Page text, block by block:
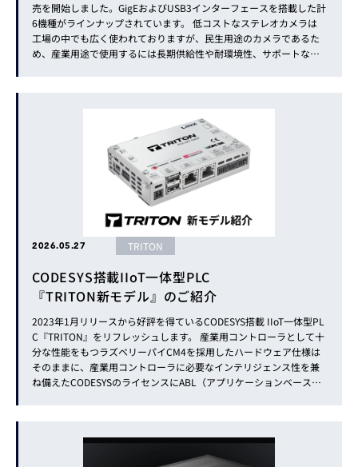
売を開始しました。GigEおよびUSB3インターフェースを搭載した計
6機種がラインナップされています。 低コストなステレオカメラは
工場の中でも広く使われておりますが、民生用途のカメラであるた
め、産業用途で使用するには長期供給性や耐環境性、サポートなど
2026.05.27 TRITON
CODESYS搭載IIoT一体型PLC
『TRITON新モデル』のご紹介
2023年1月リリースから好評を得ているCODESYS搭載 IIoT一体型PL
C『TRITON』をリフレッシュします。 産業用コントローラとして十
分な性能をもつラズベリーパイCM4を採用したハードウェア仕様は
そのままに、産業用コントローラに必要なインテリジェンス性を兼
ね備えたCODESYSのライセンスにABL（アプリケーションベースラ